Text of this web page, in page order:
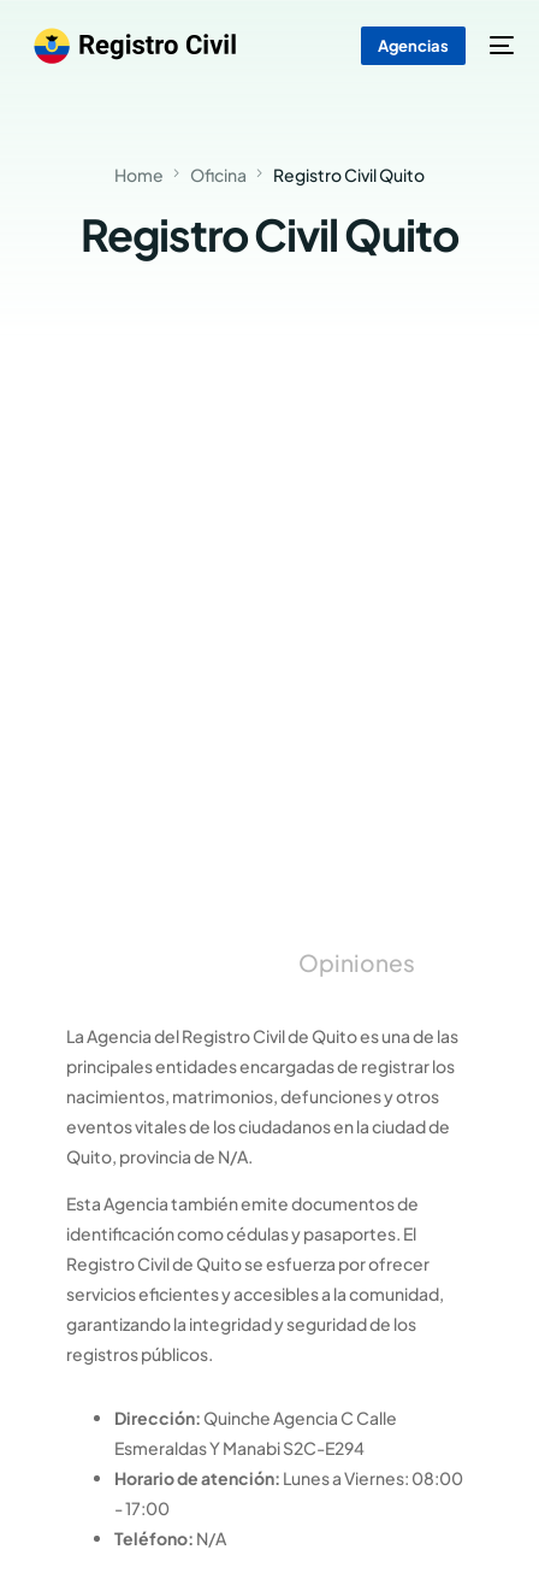
Agencias
Home Oficina Registro Civil Quito
Registro Civil Quito
Opiniones
La Agencia del Registro Civil de Quito es una de las
principales entidades encargadas de registrar los
nacimientos, matrimonios, defunciones y otros
eventos vitales de los ciudadanos en la ciudad de
Quito, provincia de N/A.
Esta Agencia también emite documentos de
identificación como cédulas y pasaportes. El
Registro Civil de Quito se esfuerza por ofrecer
servicios eficientes y accesibles a la comunidad,
garantizando la integridad y seguridad de los
registros públicos.
Dirección: Quinche Agencia C Calle
Esmeraldas Y Manabi S2C-E294
Horario de atención: Lunes a Viernes: 08:00
- 17:00
Teléfono: N/A